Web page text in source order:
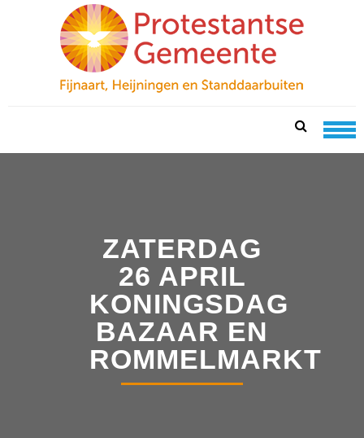
navigation
ZATERDAG
26 APRIL
KONINGSDAG
BAZAAR EN
ROMMELMARKT